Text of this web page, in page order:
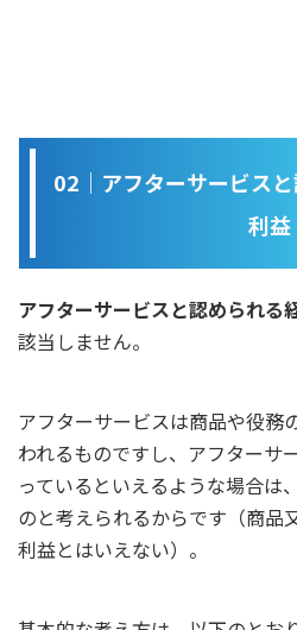
02｜アフターサービス
利益
アフターサービスと認められる
該当しません。
アフターサービスは商品や役務
われるものですし、アフターサ
っているといえるような場合は
のと考えられるからです（商品
利益とはいえない）。